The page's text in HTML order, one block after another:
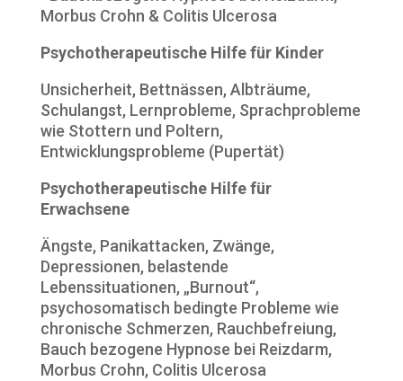
Morbus Crohn & Colitis Ulcerosa
Psychotherapeutische Hilfe für Kinder
Unsicherheit, Bettnässen, Albträume,
Schulangst, Lernprobleme, Sprachprobleme
wie Stottern und Poltern,
Entwicklungsprobleme (Pupertät)
Psychotherapeutische Hilfe für
Erwachsene
Ängste, Panikattacken, Zwänge,
Depressionen, belastende
Lebenssituationen, „Burnout“,
psychosomatisch bedingte Probleme wie
chronische Schmerzen, Rauchbefreiung,
Bauch bezogene Hypnose bei Reizdarm,
Morbus Crohn, Colitis Ulcerosa